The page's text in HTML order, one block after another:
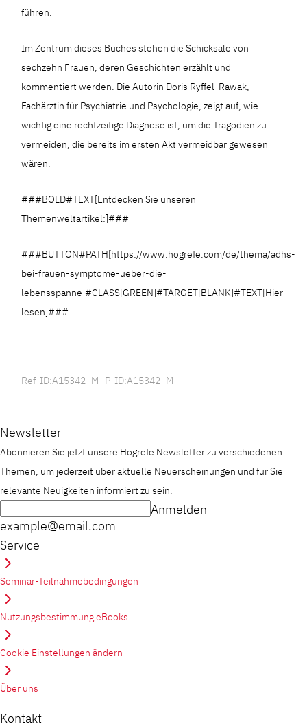
führen.
Im Zentrum dieses Buches stehen die Schicksale von
sechzehn Frauen, deren Geschichten erzählt und
kommentiert werden. Die Autorin Doris Ryffel-Rawak,
Fachärztin für Psychiatrie und Psychologie, zeigt auf, wie
wichtig eine rechtzeitige Diagnose ist, um die Tragödien zu
vermeiden, die bereits im ersten Akt vermeidbar gewesen
wären.
###BOLD#TEXT[Entdecken Sie unseren
Themenweltartikel:]###
###BUTTON#PATH[https://www.hogrefe.com/de/thema/adhs-
bei-frauen-symptome-ueber-die-
lebensspanne]#CLASS[GREEN]#TARGET[BLANK]#TEXT[Hier
lesen]###
Ref-ID:A15342_M P-ID:A15342_M
Newsletter
Abonnieren Sie jetzt unsere Hogrefe Newsletter zu verschiedenen
Themen, um jederzeit über aktuelle Neuerscheinungen und für Sie
relevante Neuigkeiten informiert zu sein.
example@email.com
Anmelden
Service
Seminar-Teilnahmebedingungen
Nutzungsbestimmung eBooks
Cookie Einstellungen ändern
Über uns
Kontakt